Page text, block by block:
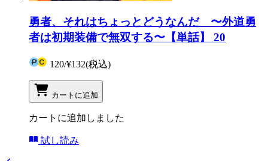
勇者、それはちょっとどうなんだ 〜外道勇
者は初期装備で無双する〜【単話】 20
120/¥132(税込)
カートに追加
カートに追加しました
試し読み